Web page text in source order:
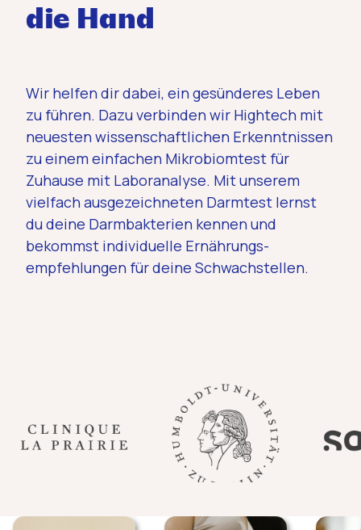
die Hand
Wir helfen dir dabei, ein gesünderes Leben
zu führen. Dazu verbinden wir Hightech mit
neuesten wissenschaftlichen Erkenntnissen
zu einem einfachen Mikrobiomtest für
Zuhause mit Laboranalyse. Mit unserem
vielfach ausgezeichneten Darmtest lernst
du deine Darmbakterien kennen und
bekommst individuelle Ernährungs­
empfehlungen für deine Schwachstellen.